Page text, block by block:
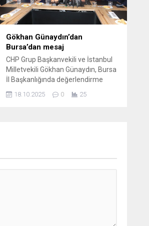
ve Spor Bayramı kutlamalarının ilk...
Gökhan Günaydın’dan
Bursa’dan mesaj
CHP Grup Başkanvekili ve İstanbul
Milletvekili Gökhan Günaydın, Bursa
İl Başkanlığında değerlendirme
Başkanlığı’nda gerçekleştirilen
Osmangazi Belediye Başkanı Erkan
18.10.2025 0 25